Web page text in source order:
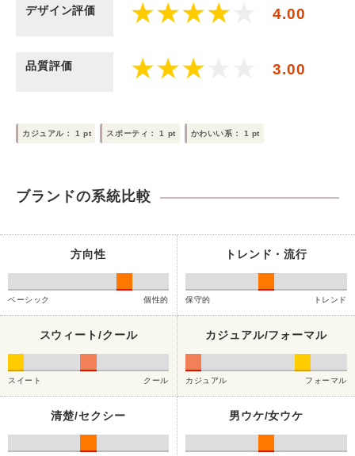
デザイン評価 4.00
品質評価 3.00
カジュアル：1pt スポーティ：1 pt かわいい系： 1 pt
ブランドの系統比較
方向性
ベーシック 個性的
トレンド・流行
保守的 トレンド
スウィート/クール
スイート クール
カジュアル/フォーマル
カジュアル フォーマル
清楚/セクシー 男ウケ/女ウケ